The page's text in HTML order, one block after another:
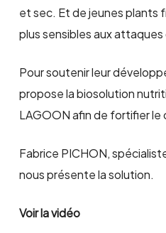
et sec. Et de jeunes plants
plus sensibles aux attaques
Pour soutenir leur
propose la biosolution
LAGOON afin de fortifier le
Fabrice PICHON,
nous présente la solution.
Voir la vidéo